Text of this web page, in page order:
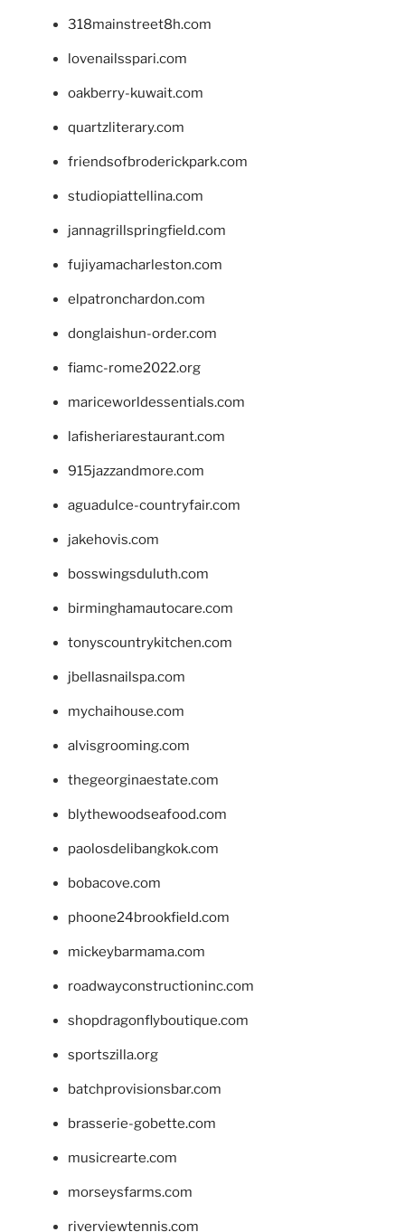
318mainstreet8h.com
lovenailsspari.com
oakberry-kuwait.com
quartzliterary.com
friendsofbroderickpark.com
studiopiattellina.com
jannagrillspringfield.com
fujiyamacharleston.com
elpatronchardon.com
donglaishun-order.com
fiamc-rome2022.org
mariceworldessentials.com
lafisheriarestaurant.com
915jazzandmore.com
aguadulce-countryfair.com
jakehovis.com
bosswingsduluth.com
birminghamautocare.com
tonyscountrykitchen.com
jbellasnailspa.com
mychaihouse.com
alvisgrooming.com
thegeorginaestate.com
blythewoodseafood.com
paolosdelibangkok.com
bobacove.com
phoone24brookfield.com
mickeybarmama.com
roadwayconstructioninc.com
shopdragonflyboutique.com
sportszilla.org
batchprovisionsbar.com
brasserie-gobette.com
musicrearte.com
morseysfarms.com
riverviewtennis.com